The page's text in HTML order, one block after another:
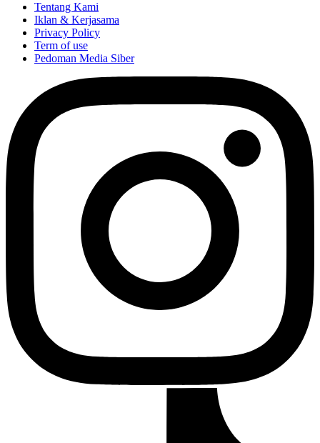
Tentang Kami
Iklan & Kerjasama
Privacy Policy
Term of use
Pedoman Media Siber